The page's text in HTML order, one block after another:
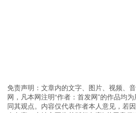
免责声明：文章内的文字、图片、视频、
网，凡本网注明“作者：首发网”的作品均
同其观点。内容仅代表作者本人意见，若